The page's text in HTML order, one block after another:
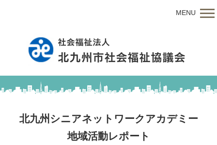
MENU
北九州シニアネットワークアカデミー
地域活動レポート